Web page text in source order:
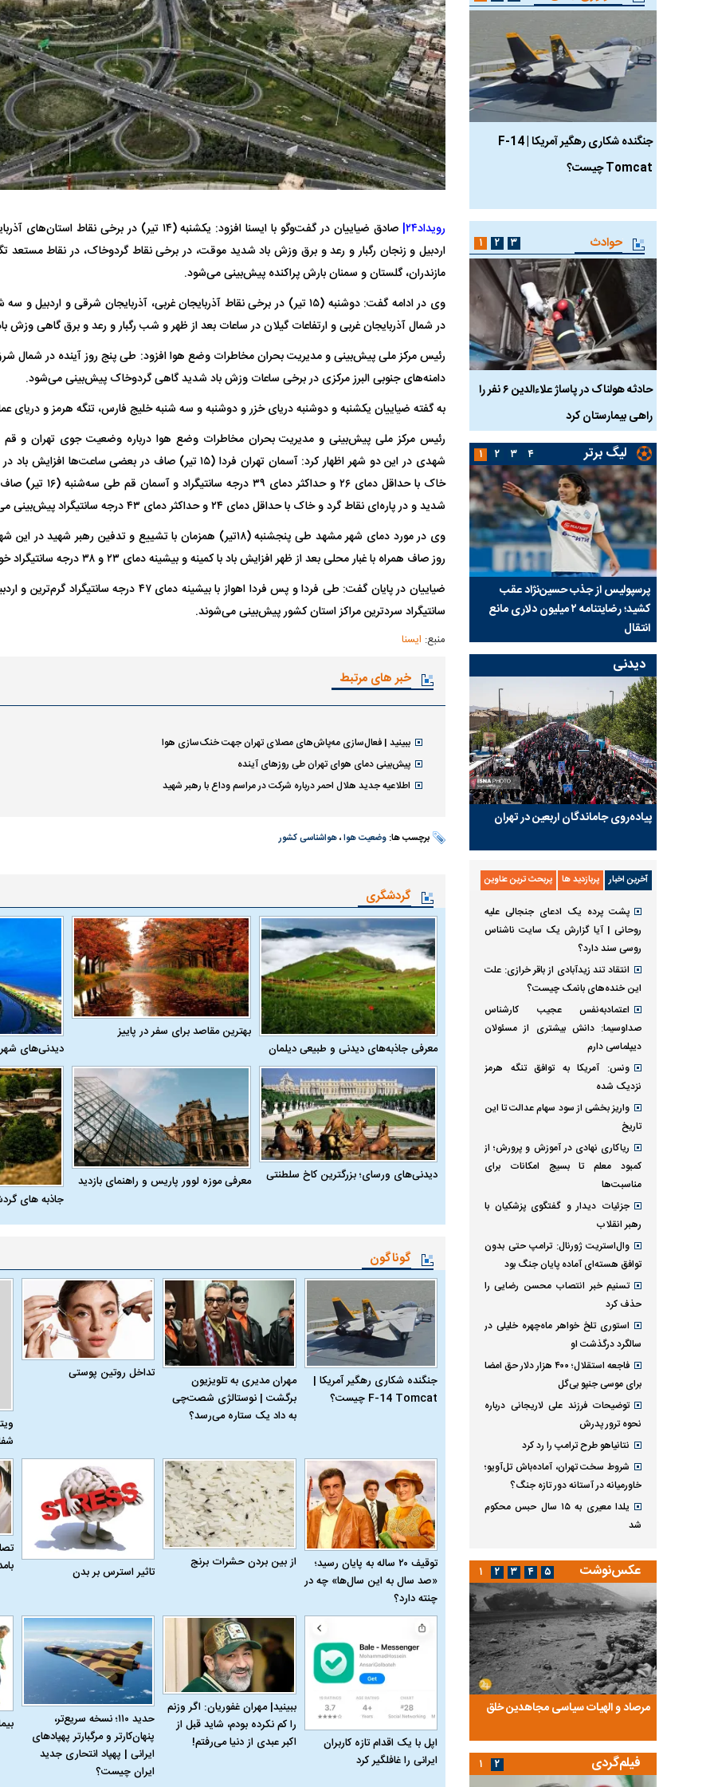
رویداد۲۴|
صادق ضیاییان در گفت‌و‌گو با ایسنا افزود: یکشنبه (۱۴ تیر) در
اردبیل و زنجان رگبار و رعد و برق وزش باد شدید موقت، در برخی نقاط گردوخاک، در نقاط مستعد
مازندران، گلستان و سمنان بارش پراکنده پیش‌بینی می‌شود.
در شمال آذربایجان غربی و ارتفاعات گیلان در ساعات بعد از ظهر و شب رگبار و رعد و برق گاهی وزش
رئیس مرکز ملی پیش‌بینی و مدیریت بحران مخاطرات وضع هوا افزود: طی پنج روز آینده در شمال
دامنه‌های جنوبی البرز مرکزی در برخی ساعات وزش باد شدید گاهی گردوخاک پیش‌بینی می‌شود.
به گفته ضیاییان یکشنبه و دوشنبه دریای خزر و دوشنبه و سه شنبه خلیج فارس، تنگه هرمز و دریای
رئیس مرکز ملی پیش‌بینی و مدیریت بحران مخاطرات وضع هوا درباره وضعیت جوی تهران و قم
شهدی در این دو شهر اظهار کرد: آسمان تهران فردا (۱۵ تیر) صاف در
خاک با حداقل دمای ۲۶ و
شدید و در پاره‌ای نقاط گرد و خاک با حداقل دمای ۲۴ و حداکثر دمای ۴۳ درجه سانتیگراد پیش‌بینی می‌شود.
وی در مورد دمای شهر مشهد طی پنجشنبه (۱۸تیر) همزمان با تشییع و تدفین
روز صاف همراه با غبار محلی بعد از ظهر افزایش باد با کمینه و بیشینه دمای ۲۳ و ۳۸ درجه سانتیگراد خواهد بود.
سانتیگراد سردترین مراکز استان کشور پیش‌بینی می‌شوند.
منبع: ایسنا
خبر های مرتبط
ببینید | فعال‌سازی مه‌پاش‌های مصلای تهران جهت خنک‌سازی هوا
پیش‌بینی دمای هوای تهران طی روز‌های آینده
اطلاعیه جدید هلال احمر درباره شرکت در مراسم وداع با رهبر شهید
برچسب ها: وضعیت هوا،هواشناسی کشور
گردشگری
معرفی جاذبه‌های دیدنی و طبیعی دیلمان
بهترین مقاصد برای سفر در پاییز
دیدنی‌های
دیدنی‌های ورسای؛ بزرگترین کاخ سلطنتی
معرفی موزه لوور پاریس و راهنمای بازدید
جاذبه های
گوناگون
جنگنده شکاری رهگیر آمریکا |
F-14 Tomcat چیست؟
مهران مدیری به تلویزیون
برگشت | نوستالژی شصت‌چی
به داد یک ستاره می‌رسد؟
تداخل روتین پوستی
توقیف ۲۰ ساله به پایان رسید؛
«صد سال به این سال‌ها» چه در
چنته دارد؟
از بین بردن حشرات برنج
تاثیر استرس بر بدن
اپل با یک اقدام تازه کاربران
ایرانی را غافلگیر کرد
ببینید| مهران غفوریان: اگر وزنم
را کم نکرده بودم، شاید قبل از
اکبر عبدی از دنیا می‌رفتم!
حدید ۱۱۰؛ نسخه سریع‌تر،
پنهان‌کارتر و مرگبارتر پهپادهای
ایرانی | پهپاد انتحاری جدید
ایران چیست؟
جنگنده شکاری رهگیر آمریکا | F-14
Tomcat چیست؟
حدید ۱۱۰؛ نسخه سریع‌تر، پنهان‌کارتر و
مرگبارتر پهپادهای ایرانی | پهپاد انتحاری
جدید ایران چیست؟
هواپیمای مرموز E-11A BACN چیست؟
Tomcat چیست؟
حوادث
حادثه هولناک در پاساژ علاءالدین ۶ نفر را
راهی بیمارستان کرد
ردپای سیاست در یک جنایت مرموز؛
ماجرای قتل مداح معروف چیست؟
جراحان قلابی در شمال تهران بازداشت
شدند؛ از تزریق فیلر تا جراحی پلک
راهی بیمارستان
۱ ۲ ۳
لیگ برتر
پرسپولیس از جذب حسین‌نژاد عقب
کشید؛ رضایتنامه ۲ میلیون دلاری مانع
انتقال
بازی‌های لیگ برتر فوتبال با تماشاگر
برگزار می‌شود
رقم نجومی رضایتنامه مدافع موردنظر
پرسپولیس لو رفت
دو خرید جدید
۱ ۲ ۳ ۴
دیدنی
پیاده‌روی جاماندگان اربعین در تهران
آخرین اخبار پربازدید ها پربحث ترین عناوین
پشت پرده یک ادعای جنجالی علیه
روحانی | آیا گزارش یک سایت ناشناس
روسی سند دارد؟
انتقاد تند زیدآبادی از باقر خرازی: علت
این خنده‌های بانمک چیست؟
اعتمادبه‌نفس عجیب کارشناس
صداوسیما: دانش بیشتری از مسئولان
دیپلماسی دارم
ونس: آمریکا به توافق تنگه هرمز
نزدیک شده
واریز بخشی از سود سهام عدالت تا این
تاریخ
ریاکاری نهادی در آموزش و پرورش؛ از
کمبود معلم تا بسیج امکانات برای
مناسبت‌ها
جزئیات دیدار و گفتگوی پزشکیان با
رهبر انقلاب
وال‌استریت ژورنال: ترامپ حتی بدون
توافق هسته‌ای آماده پایان جنگ بود
تسنیم خبر انتصاب محسن رضایی را
حذف کرد
استوری تلخ خواهر ماه‌چهره خلیلی در
سالگرد درگذشت او
فاجعه استقلال؛ ۴۰۰ هزار دلار حق امضا
برای موسی جنپو بی‌گل
توضیحات فرزند علی لاریجانی درباره
نحوه ترور پدرش
نتانیاهو طرح ترامپ را رد کرد
شروط سخت تهران، آماده‌باش تل‌آویو؛
خاورمیانه در آستانه دور تازه جنگ؟
یلدا معیری به ۱۵ سال حبس محکوم
شد
عکس‌نوشت
مرصاد و الهیات سیاسی مجاهدین خلق
آخرین پرده از حیات سیاسی یک سلسله |
روایتی از آخرین مصاحبه‌ی شاه در ایران
ریشه‌های عزاداری ماه محرم در فرهنگ
و تاریخ ایران
عزاداری ماه
انجام می‌شد؟
۱ ۲ ۳ ۴ ۵
فیلم‌گردی ۱ ۲